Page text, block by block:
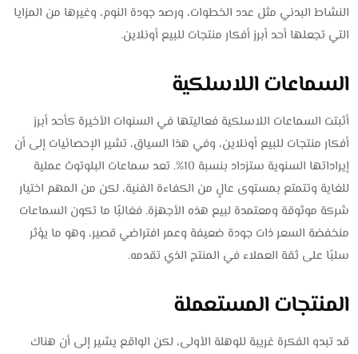
النشاط البدني مثل عدد الخطوات، ورصد جودة النوم، وغيرها من المزايا
التي تجعلها أحد أبرز أفكار منتجات للبيع أونلاين.
السماعات اللاسلكية
أثبتت السماعات اللاسلكية فعاليتها في السنوات الأخيرة كأحد أبرز
أفكار منتجات للبيع أونلاين، وفي هذا السياق، تشير الإحصائيات إلى أن
إيراداتها السنوية ستزداد بنسبة 10%. تعد سماعات البلوتوث عملية
للغاية وتتمتع بمستوى عالٍ من الكفاءة الفنية، لكن من المهم اختيار
شركة موثوقة ومعتمدة لبيع هذه الأجهزة. فغالبًا ما تكون السماعات
منخفضة السعر ذات جودة ضعيفة وعمر افتراضي قصير، وهو ما يؤثر
سلبًا على ثقة العملاء في المنتج الذي تقدمه.
المنتجات المستعملة
قد تبدو الفكرة غريبة للوهلة الأولى، لكن الواقع يشير إلى أن هناك